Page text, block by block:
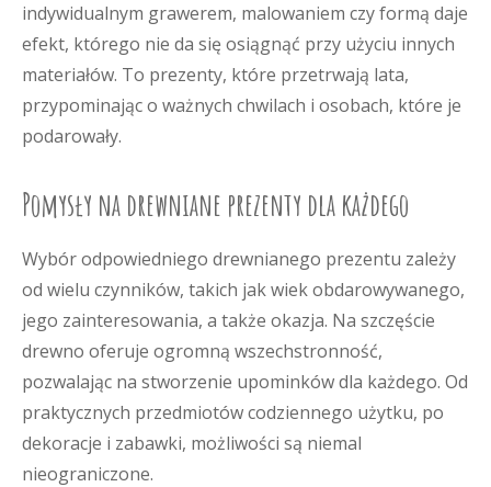
indywidualnym grawerem, malowaniem czy formą daje
efekt, którego nie da się osiągnąć przy użyciu innych
materiałów. To prezenty, które przetrwają lata,
przypominając o ważnych chwilach i osobach, które je
podarowały.
Pomysły na drewniane prezenty dla każdego
Wybór odpowiedniego drewnianego prezentu zależy
od wielu czynników, takich jak wiek obdarowywanego,
jego zainteresowania, a także okazja. Na szczęście
drewno oferuje ogromną wszechstronność,
pozwalając na stworzenie upominków dla każdego. Od
praktycznych przedmiotów codziennego użytku, po
dekoracje i zabawki, możliwości są niemal
nieograniczone.